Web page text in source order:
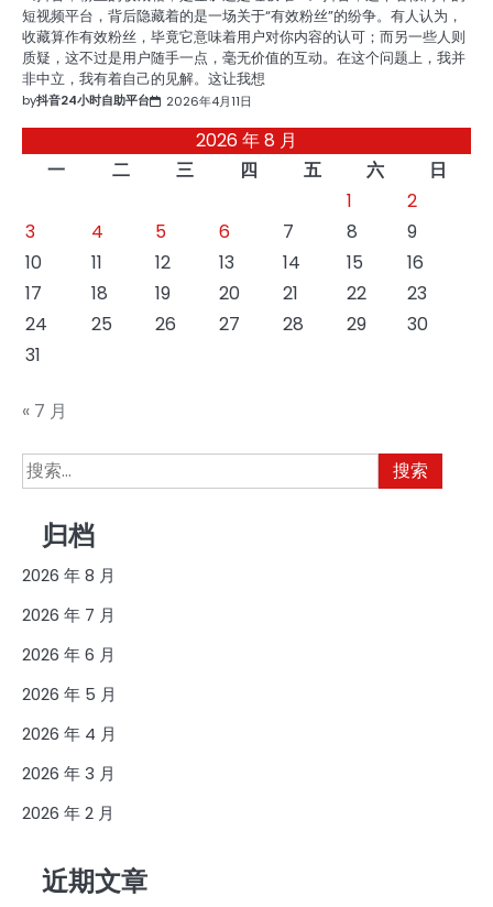
短视频平台，背后隐藏着的是一场关于“有效粉丝”的纷争。有人认为，
收藏算作有效粉丝，毕竟它意味着用户对你内容的认可；而另一些人则
质疑，这不过是用户随手一点，毫无价值的互动。在这个问题上，我并
非中立，我有着自己的见解。这让我想
by抖音24小时自助平台 2026年4月11日
2026 年 8 月
一
二 三 四 五 六
日
1
2
3
4 5 6 7 8
9
10
11 12 13 14 15
16
17
18 19 20 21 22
23
24
25 26 27 28 29
30
31
« 7 月
搜
索：
归档
2026 年 8 月
2026 年 7 月
2026 年 6 月
2026 年 5 月
2026 年 4 月
2026 年 3 月
2026 年 2 月
近期文章